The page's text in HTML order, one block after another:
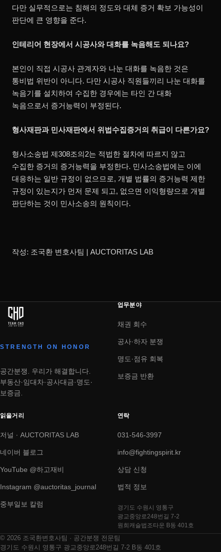
다만 실무적으로는 침해의 정도와 대체 증거 확보 가능성이
판단에 큰 영향을 준다.
인테리어 현장에서 시공사와 대화를 녹음해도 되나요?
본인이 직접 시공사 관계자와 나눈 대화를 녹음한 것은
통비법 위반이 아니다. 다만 시공사 직원들끼리 나눈 대화를
녹음기를 설치하여 수집한 경우에는 타인 간 대화
녹음으로서 증거능력이 부정된다.
형사재판과 민사재판에서 위법수집증거의 취급이 다른가요?
형사소송법 제308조의2는 적법한 절차에 따르지 않고
수집한 증거의 증거능력을 부정한다. 민사소송법에는 이에
대응하는 일반 규정이 없으므로, 개별 법률의 증거능력 제한
규정이 있는지가 먼저 문제 되고, 없으면 이익형량으로 개별
판단하는 것이 민사소송의 원칙이다.
작성: 조국환 변호사팀 | AUCTORITAS LAB
STRENGTH ON HONOR
공간분쟁. 우리가 해결합니다.
부동산·임대차·공사대금·명도·
보증금.
업무분야
채권 회수
공사·하자 분쟁
명도·점유 회복
보증금 반환
읽을거리
저널 · AUCTORITAS LAB
네이버 블로그
YouTube @하고재비
Instagram @auctoritas_journal
중부일보 칼럼
연락
031-546-3997
info@fightingspirit.kr
상담 신청
법적 정보
경기도 수원시 영통구
광교중앙로248번길 7-2
원희캐슬법조타운 B동 401호
© 2026 조국환변호사팀 · 공간분쟁 전문팀
경기도 수원시 영통구 광교중앙로248번길 7-2 B동 401호